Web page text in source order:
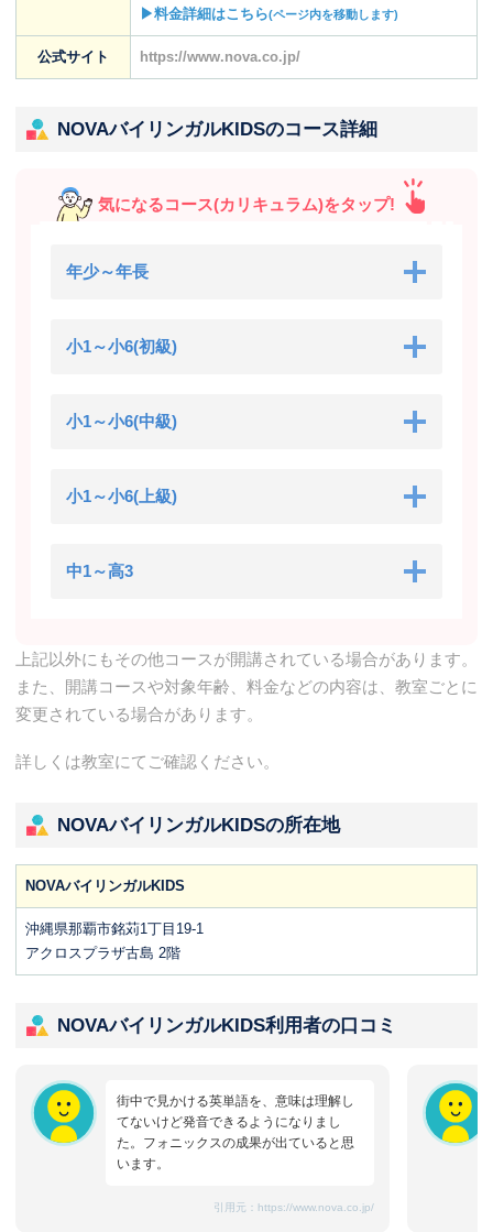
▶料金詳細はこちら(ページ内を移動します)
公式サイト https://www.nova.co.jp/
NOVAバイリンガルKIDSのコース詳細
気になるコース(カリキュラム)をタップ!
年少～年長
小1～小6(初級)
小1～小6(中級)
小1～小6(上級)
中1～高3
上記以外にもその他コースが開講されている場合があります。
また、開講コースや対象年齢、料金などの内容は、教室ごとに
変更されている場合があります。
詳しくは教室にてご確認ください。
NOVAバイリンガルKIDSの所在地
NOVAバイリンガルKIDS
沖縄県那覇市銘苅1丁目19-1
アクロスプラザ古島 2階
NOVAバイリンガルKIDS利用者の口コミ
街中で見かける英単語を、意味は理解し
てないけど発音できるようになりまし
た。フォニックスの成果が出ていると思
います。
引用元： https://www.nova.co.jp/